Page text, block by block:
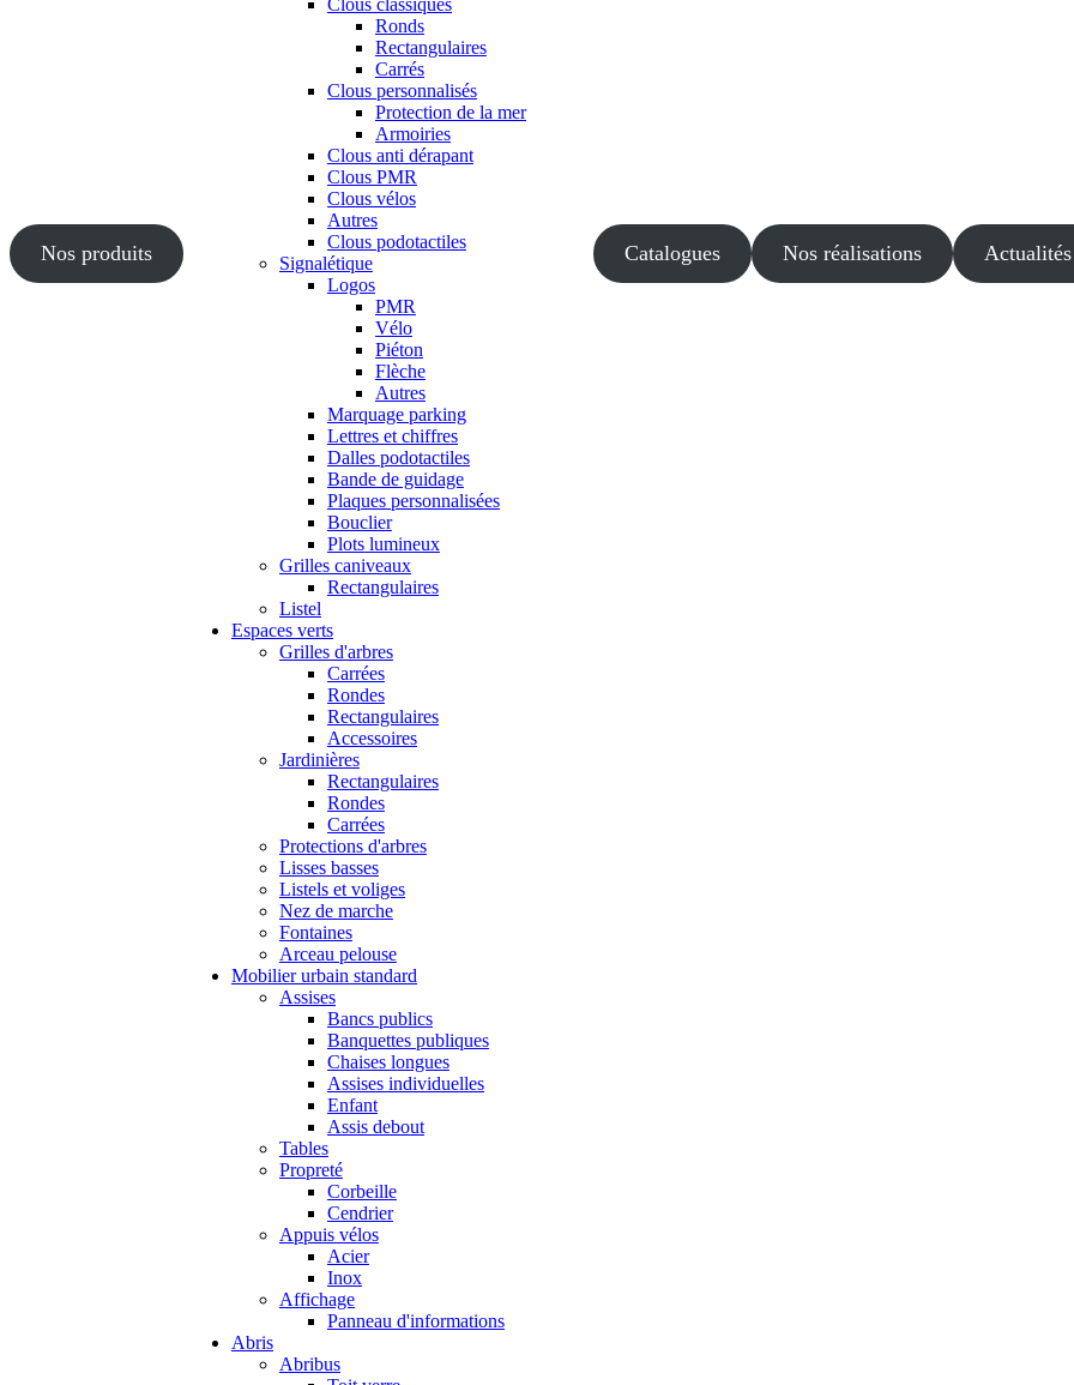
Nos produits
Clous classiques
Ronds
Rectangulaires
Carrés
Clous personnalisés
Protection de la mer
Armoiries
Clous anti dérapant
Clous PMR
Clous vélos
Autres
Clous podotactiles
Signalétique
Logos
PMR
Vélo
Piéton
Flèche
Autres
Marquage parking
Lettres et chiffres
Dalles podotactiles
Bande de guidage
Plaques personnalisées
Bouclier
Plots lumineux
Grilles caniveaux
Rectangulaires
Listel
Espaces verts
Grilles d'arbres
Carrées
Rondes
Rectangulaires
Accessoires
Jardinières
Rectangulaires
Rondes
Carrées
Protections d'arbres
Lisses basses
Listels et voliges
Nez de marche
Fontaines
Arceau pelouse
Mobilier urbain standard
Assises
Bancs publics
Banquettes publiques
Chaises longues
Assises individuelles
Enfant
Assis debout
Tables
Propreté
Corbeille
Cendrier
Appuis vélos
Acier
Inox
Affichage
Panneau d'informations
Abris
Abribus
Catalogues Nos réalisations Actualités